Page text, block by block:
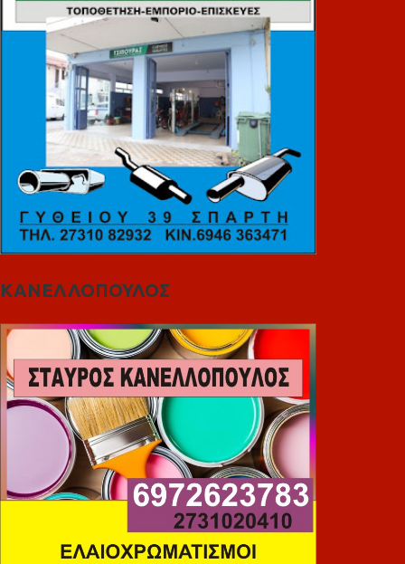
ΚΑΝΕΛΛΟΠΟΥΛΟΣ